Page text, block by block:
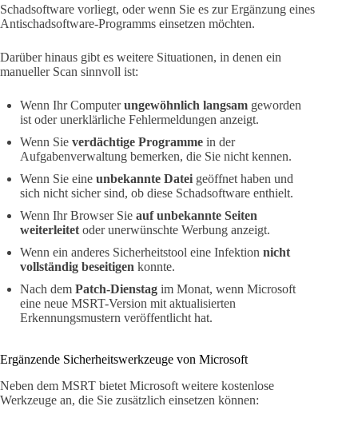
Schadsoftware vorliegt, oder wenn Sie es zur Ergänzung eines
Antischadsoftware-Programms einsetzen möchten.
Darüber hinaus gibt es weitere Situationen, in denen ein
manueller Scan sinnvoll ist:
Wenn Ihr Computerungewöhnlich langsam geworden
ist oder unerklärliche Fehlermeldungen anzeigt.
Wenn Sie verdächtige Programme in der
Aufgabenverwaltung bemerken, die Sie nicht kennen.
Wenn Sie eine unbekannte Datei geöffnet haben und
sich nicht sicher sind, ob diese Schadsoftware enthielt.
Wenn Ihr Browser Sie auf unbekannte Seiten
weiterleitet oder unerwünschte Werbung anzeigt.
Wenn ein anderes Sicherheitstool eine Infektion nicht
vollständig beseitigen konnte.
Nach dem Patch-Dienstag im Monat, wenn Microsoft
eine neue MSRT-Version mit aktualisierten
Erkennungsmustern veröffentlicht hat.
Ergänzende Sicherheitswerkzeuge von Microsoft
Neben dem MSRT bietet Microsoft weitere kostenlose
Werkzeuge an, die Sie zusätzlich einsetzen können: